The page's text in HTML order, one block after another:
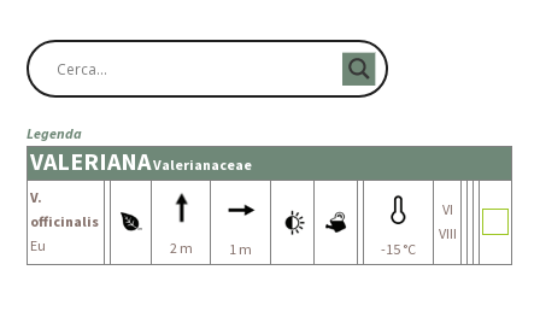
Legenda
VALERIANAValerianaceae
V.
officinalis
Eu
2 m 1 m -15 °C
VI
VIII